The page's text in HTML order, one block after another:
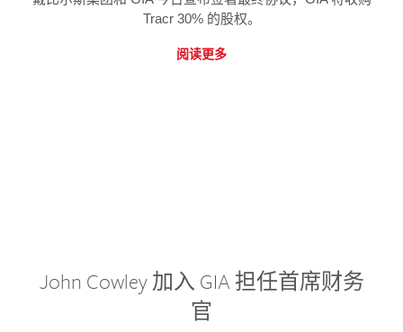
Tracr 30% 的股权。
阅读更多
John Cowley 加入 GIA 担任首席财务
官